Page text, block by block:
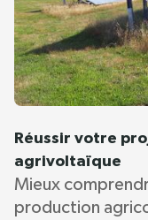
Réussir votre
agrivoltaïque
Mieux
production